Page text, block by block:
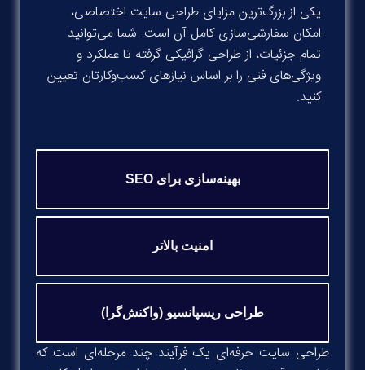
بهینه‌سازی برای SEO
امنیت بالاتر
طراحی ریسپانسیو (واکنش‌گرا)
یکی از بزرگ‌ترین مزایای طراحی سایت اختصاصی،
امکان سفارشی‌سازی کامل آن است. شما می‌توانید
تمام جزئیات، از طراحی گرافیکی گرفته تا عملکرد و
ویژگی‌های فنی را بر اساس نیازهای کسب‌وکارتان تعیین
کنید.
طراحی سایت حرفه‌ای یک فرآیند چند مرحله‌ای است که